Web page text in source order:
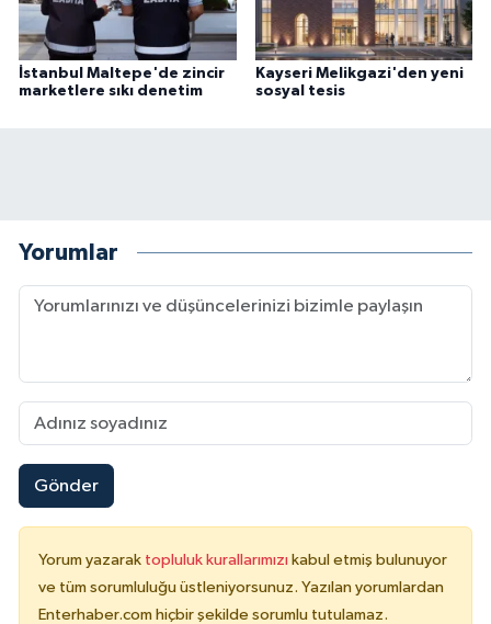
İstanbul Maltepe'de zincir
marketlere sıkı denetim
Kayseri Melikgazi'den yeni
sosyal tesis
Yorumlar
Gönder
Yorum yazarak topluluk kurallarımızı kabul etmiş bulunuyor
ve tüm sorumluluğu üstleniyorsunuz. Yazılan yorumlardan
Enterhaber.com hiçbir şekilde sorumlu tutulamaz.